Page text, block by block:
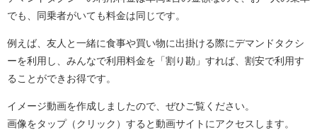
でも、同乗者がいても料金は同じです。
例えば、友人と一緒に食事や買い物に出掛ける際にデマンドタクシ
ーを利用し、みんなで利用料金を「割り勘」すれば、割安で利用す
ることができお得です。
イメージ動画を作成しましたので、ぜひご覧ください。
画像をタップ（クリック）すると動画サイトにアクセスします。